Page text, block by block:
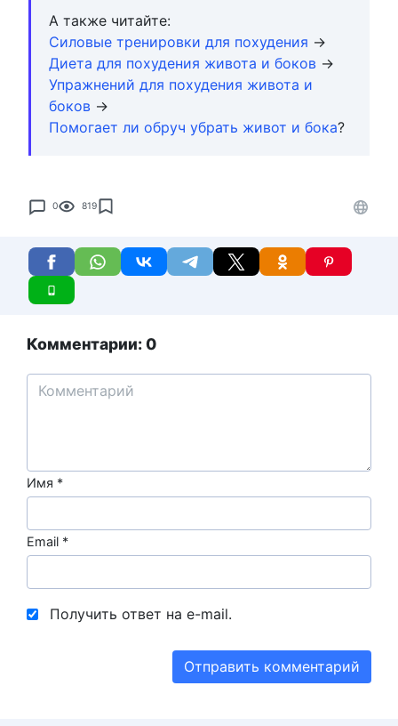
А также читайте:
Силовые тренировки для похудения →
Диета для похудения живота и боков →
Упражнений для похудения живота и
боков →
Помогает ли обруч убрать живот и бока?
0 819
Комментарии: 0
Имя *
Email *
Получить ответ на e-mail.